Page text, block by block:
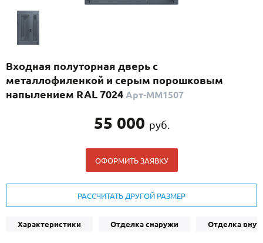
С реечным дизайном(29)
ПО НАЗНАЧЕНИЮ
ПО КОНСТРУКЦИИ
Входная полуторная дверь с
металлофиленкой и серым порошковым
напылением RAL 7024 Арт-ММ1507
55 000 руб.
ОФОРМИТЬ ЗАЯВКУ
РАССЧИТАТЬ ДРУГОЙ РАЗМЕР
Характеристики Отделка снаружи Отделка